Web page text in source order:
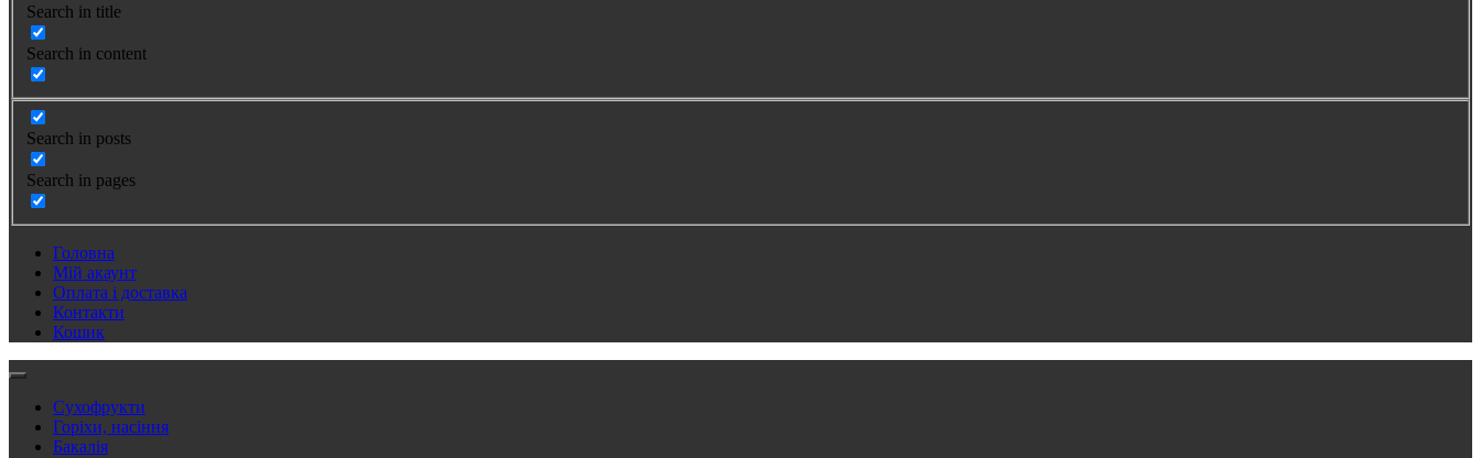
Search in title
Search in content
Search in posts
Search in pages
Головна
Мій акаунт
Оплата і доставка
Контакти
Кошик
Сухофрукти
Горіхи, насіння
Бакалія